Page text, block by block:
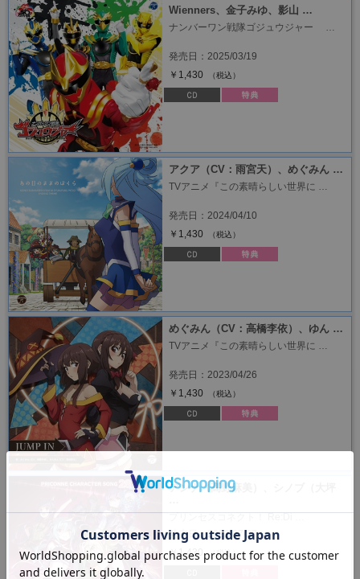
Wienners、金子みゆ、影山 …
ナンバーワン戦隊ゴジュウジャー …
発売日：2025/03/19
￥1,430
（税込）
アクア（CV：雨宮天）、めぐみん …
TVアニメ『この素晴らしい世界に …
発売日：2024/04/10
￥1,430
（税込）
めぐみん（CV：高橋李依）、ゆん …
TVアニメ『この素晴らしい世界に …
発売日：2023/04/26
￥1,430
（税込）
アンナ（髙野麻美）、シノブ（大坪
プリンセスコネクト！ Re:Di …
発売日：2022/07/27
￥1,430 （税込）